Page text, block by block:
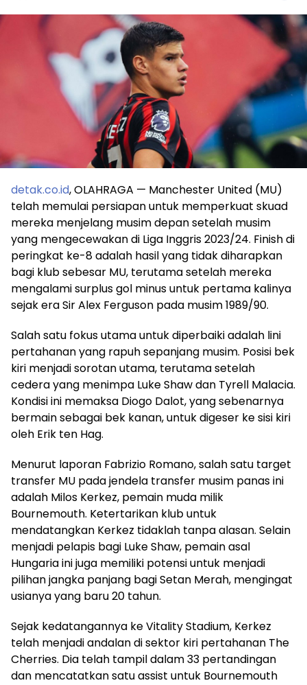
detak.co.id, OLAHRAGA — Manchester United (MU)
telah memulai persiapan untuk memperkuat skuad
mereka menjelang musim depan setelah musim
yang mengecewakan di Liga Inggris 2023/24. Finish di
peringkat ke-8 adalah hasil yang tidak diharapkan
bagi klub sebesar MU, terutama setelah mereka
mengalami surplus gol minus untuk pertama kalinya
sejak era Sir Alex Ferguson pada musim 1989/90.
Salah satu fokus utama untuk diperbaiki adalah lini
pertahanan yang rapuh sepanjang musim. Posisi bek
kiri menjadi sorotan utama, terutama setelah
cedera yang menimpa Luke Shaw dan Tyrell Malacia.
Kondisi ini memaksa Diogo Dalot, yang sebenarnya
bermain sebagai bek kanan, untuk digeser ke sisi kiri
oleh Erik ten Hag.
Menurut laporan Fabrizio Romano, salah satu target
transfer MU pada jendela transfer musim panas ini
adalah Milos Kerkez, pemain muda milik
Bournemouth. Ketertarikan klub untuk
mendatangkan Kerkez tidaklah tanpa alasan. Selain
menjadi pelapis bagi Luke Shaw, pemain asal
Hungaria ini juga memiliki potensi untuk menjadi
pilihan jangka panjang bagi Setan Merah, mengingat
usianya yang baru 20 tahun.
Sejak kedatangannya ke Vitality Stadium, Kerkez
telah menjadi andalan di sektor kiri pertahanan The
Cherries. Dia telah tampil dalam 33 pertandingan
dan mencatatkan satu assist untuk Bournemouth